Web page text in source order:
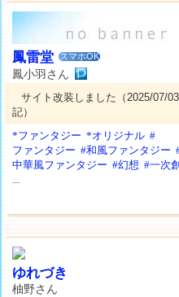
鳳雷堂 スマホOK
鳳小羽さん
サイト改装しました（2025/07/
記）
*ファンタジー *オリジナル #
ファンタジー #和風ファンタジー
中華風ファンタジー #幻想 #一次
...
ゆれづき
柚野さん